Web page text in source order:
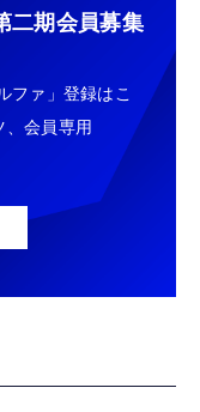
二期会員募集
ファ」登録はこ
、会員専用